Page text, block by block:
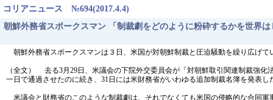
コリアニュース №694(2017.4.4)
朝鮮外務省スポークスマン 「制裁劇をどのように粉砕するかを世界
朝鮮外務省スポークスマンは３日、米国が対朝鮮制裁と圧迫騒動を繰り広げ
（全文） 去る3月29日、米議会の下院外交委員会が「対朝鮮取引関連制裁強
一日で通過させたのに続き、31日には米財務省がいわゆる追加制裁名簿を発表し
米議会と財務省のこのような制裁劇は、それでなくても米国の侵略的な合同